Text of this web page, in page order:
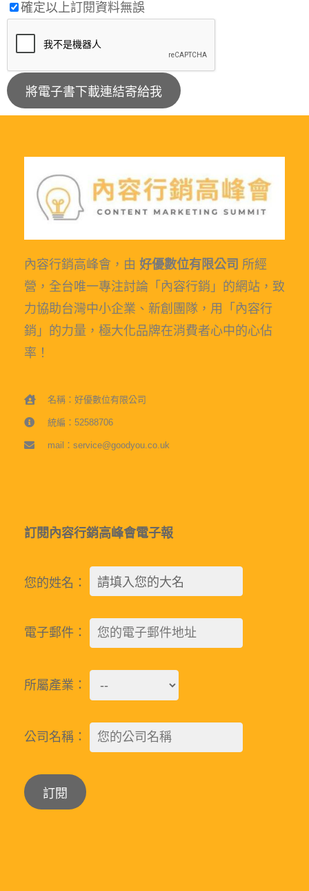
確定以上訂閱資料無誤
A
內容行銷高峰會，由 好優數位有限公司 所經
營，全台唯一專注討論「內容行銷」的網站，致
力協助台灣中小企業、新創團隊，用「內容行
銷」的力量，極大化品牌在消費者心中的心佔
率！
名稱：好優數位有限公司
統編：52588706
mail：service@goodyou.co.uk
訂閱內容行銷高峰會電子報
您的姓名：
電子郵件：
所屬產業：
公司名稱：